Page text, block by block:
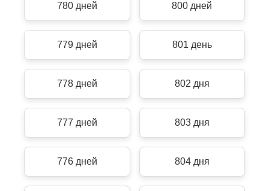
780 дней 800 дней
779 дней 801 день
778 дней 802 дня
777 дней 803 дня
776 дней 804 дня